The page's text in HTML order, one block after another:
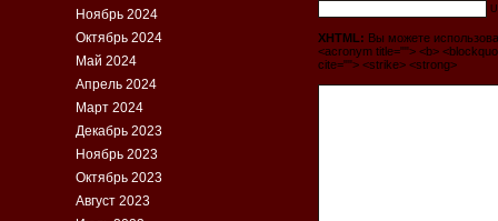
XHTML: Вы можете
<acronym title=""> <b>
cite=""> <strike> <strong>
Ноябрь 2024
Октябрь 2024
Май 2024
Апрель 2024
Март 2024
Декабрь 2023
Ноябрь 2023
Октябрь 2023
Август 2023